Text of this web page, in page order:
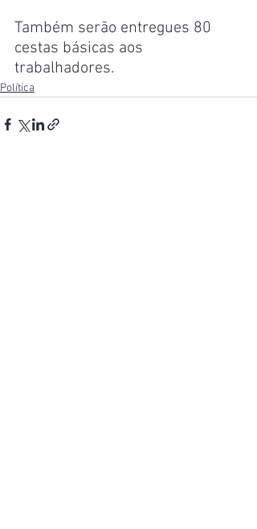
Também serão entregues 80
cestas básicas aos
trabalhadores.
Política